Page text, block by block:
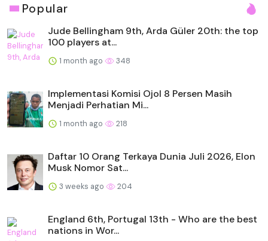
Popular
Jude Bellingham 9th, Arda Güler 20th: the top
100 players at...
1 month ago 348
Implementasi Komisi Ojol 8 Persen Masih
Menjadi Perhatian Mi...
1 month ago 218
Daftar 10 Orang Terkaya Dunia Juli 2026, Elon
Musk Nomor Sat...
3 weeks ago 204
England 6th, Portugal 13th - Who are the best
nations in Wor...